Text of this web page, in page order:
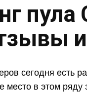
пула
сегодня есть
место в этом ряду